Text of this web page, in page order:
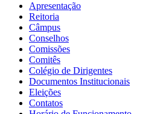
Apresentação
Reitoria
Câmpus
Conselhos
Comissões
Comitês
Colégio de Dirigentes
Documentos Institucionais
Eleições
Contatos